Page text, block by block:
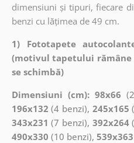
dimensiuni și tipuri, fiecare
benzi cu lățimea de 49 cm.
1) Fototapete
(motivul tapetului rămâne
se schimbă)
Dimensiuni (cm): 98x66
196x132 (4 benzi), 245x165
343x231 (7 benzi), 392x264
490x330 (10 benzi), 539x363